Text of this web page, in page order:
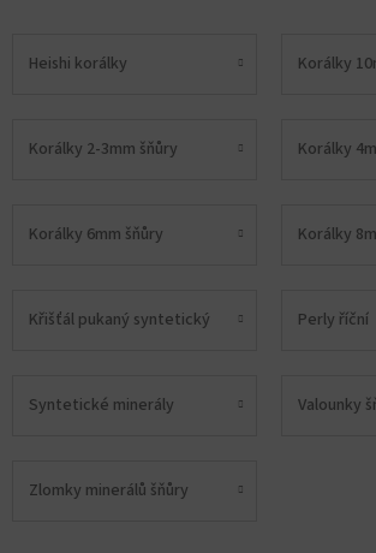
Heishi korálky Korálky
Korálky 2-3mm šňůry Korálky
Korálky 6mm šňůry Korálky
Křišťál pukaný syntetický Perly říční
Syntetické minerály Valounky
Zlomky minerálů šňůry